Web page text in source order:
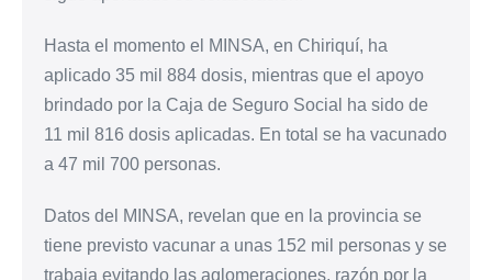
Hasta el momento el MINSA, en Chiriquí, ha
aplicado 35 mil 884 dosis, mientras que el apoyo
brindado por la Caja de Seguro Social ha sido de
11 mil 816 dosis aplicadas. En total se ha vacunado
a 47 mil 700 personas.
Datos del MINSA, revelan que en la provincia se
tiene previsto vacunar a unas 152 mil personas y se
trabaja evitando las aglomeraciones, razón por la